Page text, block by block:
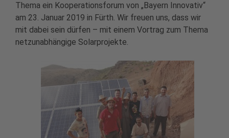
Thema ein Kooperationsforum von „Bayern Innovativ“
am 23. Januar 2019 in Fürth. Wir freuen uns, dass wir
mit dabei sein dürfen – mit einem Vortrag zum Thema
netzunabhängige Solarprojekte.